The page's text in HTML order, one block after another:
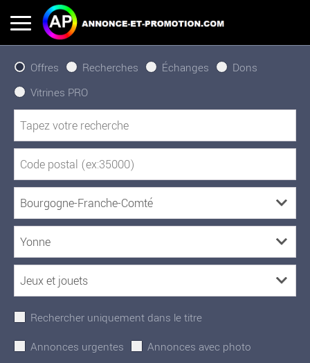
Offres Recherches Échanges
Dons
Vitrines PRO
Rechercher uniquement dans le titre
Annonces urgentes
Annonces avec photo